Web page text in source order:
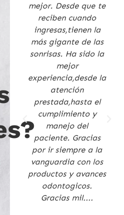
mejor. Desde que te
reciben cuando
ingresas,tienen la
más gigante de las
sonrisas. Ha sido la
mejor
experiencia,desde la
atención
prestada,hasta el
cumplimiento y
manejo del
paciente. Gracias
por ir siempre a la
vanguardia con los
productos y avances
odontogicos.
Gracias mil....